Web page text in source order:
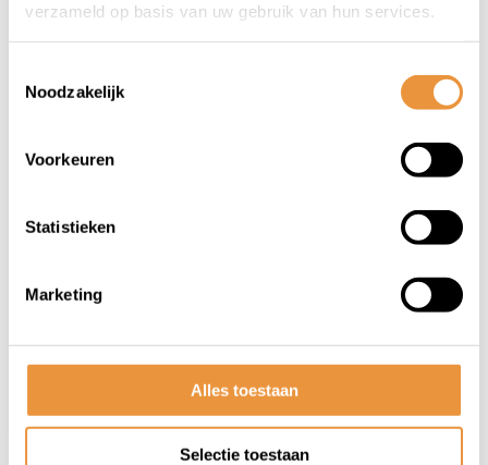
verzameld op basis van uw gebruik van hun services.
Noodzakelijk
Voorkeuren
Statistieken
Marketing
Alles toestaan
Selectie toestaan
remschoenen set 72 mm